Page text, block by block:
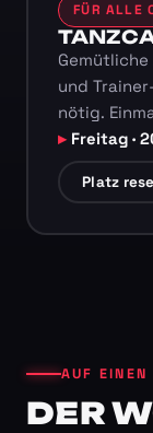
FÜR ALLE
und
nötig.
Freitag ·
Platz
AUF EINEN
DER